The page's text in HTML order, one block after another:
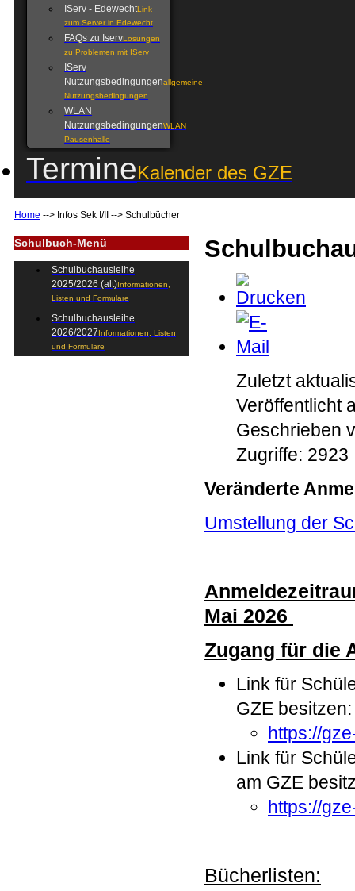
IServ - EdewechtLink
zum Server in Edewecht
FAQs zu IservLösungen
zu Problemen mit IServ
IServ
Nutzungsbedingungenallgemeine
Nutzungsbedingungen
WLAN
NutzungsbedingungenWLAN
Pausenhalle
TermineKalender des GZE
Home --> Infos Sek I/II --> Schulbücher
Zuletzt
Veröffentlicht
Geschrieben
Zugriffe: 2923
Veränderte
Umstellung der
Mai 2026
Zugang für die
Link für
GZE besitzen:
https://
Link für
am GZE
https://
Bücherlisten:
Schulbuch-Menü
Schulbuchausleihe
2025/2026 (alt)Informationen,
Listen und Formulare
Schulbuchausleihe
2026/2027Informationen, Listen
und Formulare